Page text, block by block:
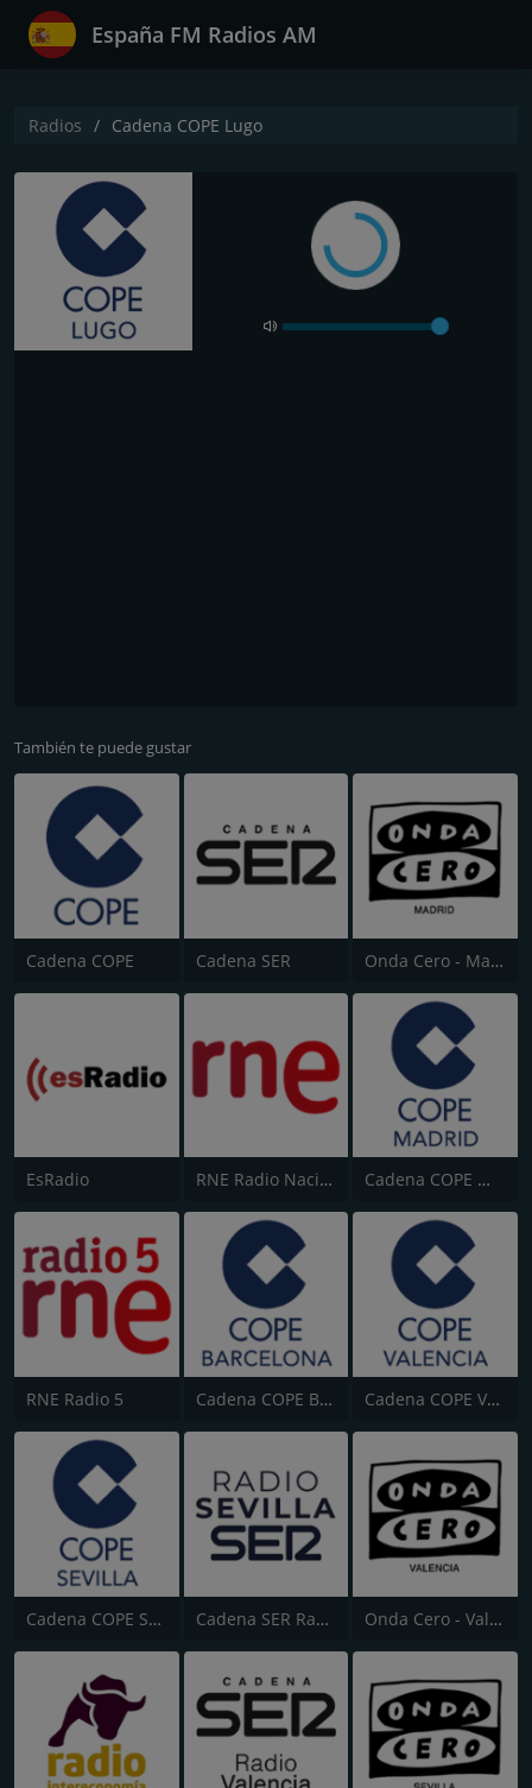
España FM Radios AM
Radios Cadena COPE Lugo
También te puede gustar
Cadena COPE Cadena SER Onda Cero - Madrid
EsRadio RNE Radio Nacional (Radio 1) Cadena COPE Madrid
RNE Radio 5 Cadena COPE Barcelona Cadena COPE Valencia
Cadena COPE Sevilla Cadena SER Radio Sevilla Onda Cero - Valencia